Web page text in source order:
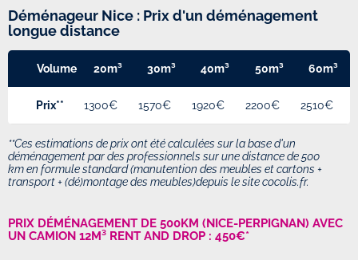
Déménageur Nice : Prix d'un déménagement
longue distance
Volume 20m³ 30m³ 40m³ 50m³ 60m³
Prix** 1300€ 1570€ 1920€ 2200€ 2510€
**Ces estimations de prix ont été calculées sur la base d'un
déménagement par des professionnels sur une distance de500
kmen formule standard (manutention des meubles et cartons +
transport + (dé)montage des meubles)depuis le site cocolis.fr.
PRIX DÉMÉNAGEMENT DE 500KM (NICE-PERPIGNAN) AVEC
UN CAMION 12M³ RENT AND DROP : 450€*